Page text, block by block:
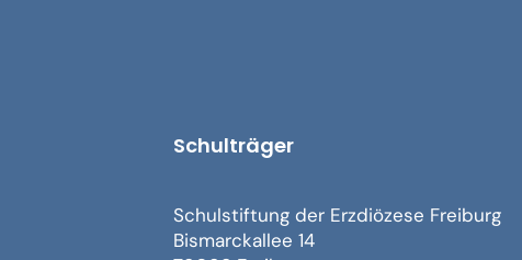
Schulträger
Schulstiftung der Erzdiözese Freiburg
Bismarckallee 14